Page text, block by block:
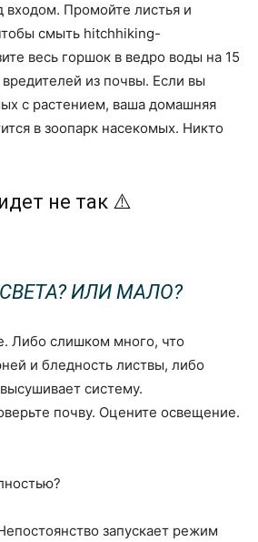
входом. Промойте листья и
смыть hitchhiking-
весь горшок в ведро воды на 15
из почвы. Если вы
с растением, ваша домашняя
в зоопарк насекомых. Никто
не так ⚠️
ИЛИ МАЛО?
Либо слишком много, что
и бледность листвы, либо
систему.
почву. Оцените освещение.
запускает режим